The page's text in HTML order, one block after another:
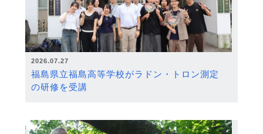
2026.07.27
福島県立福島高等学校がラドン・トロン測定
の研修を受講